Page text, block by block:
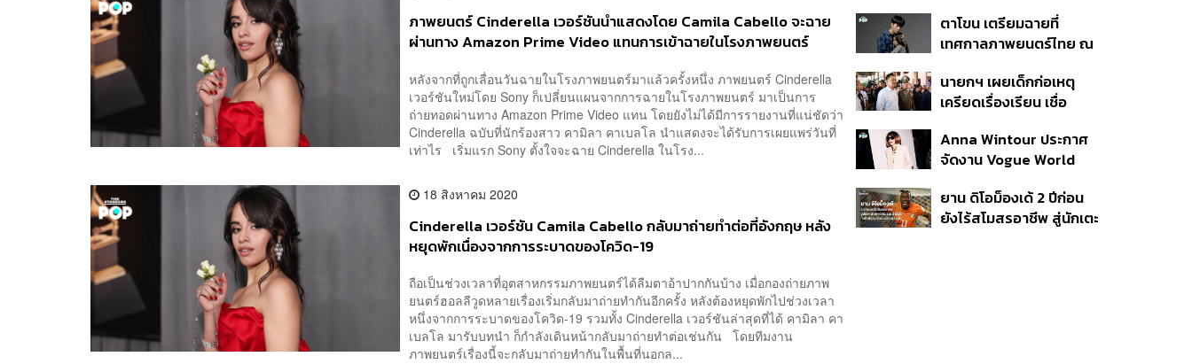
ภาพยนตร์ Cinderella เวอร์ชันนำแสดงโดย Camila Cabello จะฉาย
ผ่านทาง Amazon Prime Video แทนการเข้าฉายในโรงภาพยนตร์
หลังจากที่ถูกเลื่อนวันฉายในโรงภาพยนตร์มาแล้วครั้งหนึ่ง ภาพยนตร์ Cinderella
เวอร์ชันใหม่โดย Sony ก็เปลี่ยนแผนจากการฉายในโรงภาพยนตร์ มาเป็นการ
ถ่ายทอดผ่านทาง Amazon Prime Video แทน โดยยังไม่ได้มีการรายงานที่แน่ชัดว่า
Cinderella ฉบับที่นักร้องสาว คามิลา คาเบลโล นำแสดงจะได้รับการเผยแพร่วันที่
เท่าไร เริ่มแรก Sony ตั้งใจจะฉาย Cinderella ในโรง...
18 สิงหาคม 2020
Cinderella เวอร์ชัน Camila Cabello กลับมาถ่ายทำต่อที่อังกฤษ หลัง
หยุดพักเนื่องจากการระบาดของโควิด-19
ถือเป็นช่วงเวลาที่อุตสาหกรรมภาพยนตร์ได้ลืมตาอ้าปากกันบ้าง เมื่อกองถ่ายภาพ
ยนตร์ฮอลลีวูดหลายเรื่องเริ่มกลับมาถ่ายทำกันอีกครั้ง หลังต้องหยุดพักไปช่วงเวลา
หนึ่งจากการระบาดของโควิด-19 รวมทั้ง Cinderella เวอร์ชันล่าสุดที่ได้ คามิลา คา
เบลโล มารับบทนำ ก็กำลังเดินหน้ากลับมาถ่ายทำต่อเช่นกัน โดยทีมงาน
ภาพยนตร์เรื่องนี้จะกลับมาถ่ายทำกันในพื้นที่นอกล...
แรก หนุนรายได้ครึ่งปีทะลุ
3.2 แสนล้าน
ตาโขน เตรียมฉายที่
เทศกาลภาพยนตร์ไทย ณ
นายกฯ เผยเด็กก่อเหตุ
เครียดเรื่องเรียน เชื่อ
กระสุนอีกกว่า 30 นัด หาก
ไม่จบชีวิตตัวเองอาจสูญ
Anna Wintour ประกาศ
จัดงาน Vogue World
ยาน ดิโอม็องเด้ 2 ปีก่อน
ยังไร้สโมสรอาชีพ สู่นักเตะ